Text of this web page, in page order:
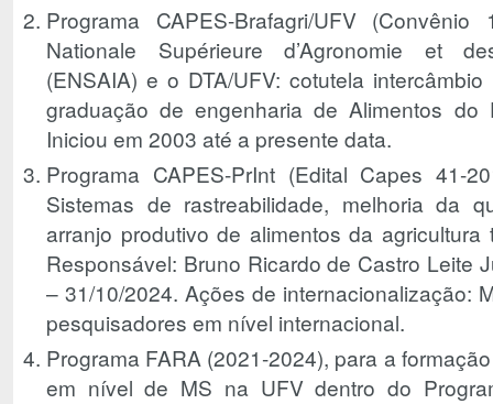
Programa CAPES-Brafagri/UFV
Nationale Supérieure d’Agronomie et
(ENSAIA) e o DTA/UFV: cotutela
graduação de engenharia de Alimentos do
Iniciou em 2003 até a presente data.
Programa CAPES-PrInt (Edital Capes 41-
Sistemas de rastreabilidade, melhoria da
arranjo produtivo de alimentos da
Responsável: Bruno Ricardo de Castro Leite
– 31/10/2024. Ações de internacionalização:
pesquisadores em nível internacional.
Programa FARA (2021-2024), para a
em nível de MS na UFV dentro do